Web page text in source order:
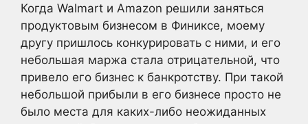
Когда Walmart и Amazon решили заняться
продуктовым бизнесом в Финиксе, моему
другу пришлось конкурировать с ними, и его
небольшая маржа стала отрицательной, что
привело его бизнес к банкротству. При такой
небольшой прибыли в его бизнесе просто не
было места для каких-либо неожиданных